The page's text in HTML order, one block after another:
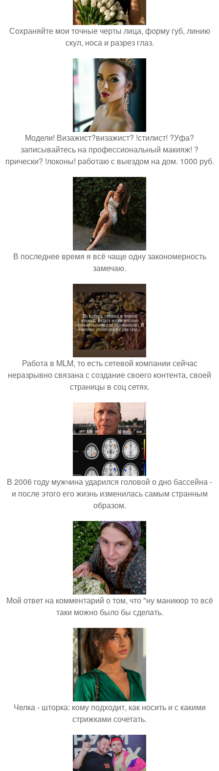
Сохраняйте мои точные черты лица, форму губ, линию
скул, носа и разрез глаз.
Модели! Визажист?визажист? !стилист! ?Уфа?
записывайтесь на профессиональный макияж! ?
прически? !локоны! работаю с выездом на дом. 1000 руб.
В последнее время я всё чаще одну закономерность
замечаю.
Работа в MLM, то есть сетевой компании сейчас
неразрывно связана с создание своего контента, своей
страницы в соц сетях.
В 2006 году мужчина ударился головой о дно бассейна -
и после этого его жизнь изменилась самым странным
образом.
Мой ответ на комментарий о том, что "ну маникюр то всё
таки можно было бы сделать.
Челка - шторка: кому подходит, как носить и с какими
стрижками сочетать.